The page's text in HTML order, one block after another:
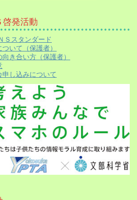
啓発活動
Ｓスタンダード
いて（保護者）
き合い方（保護者）
し込みについて